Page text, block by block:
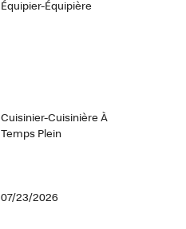
Équipier-Équipière
Cuisinier-Cuisinière À
Temps Plein
07/23/2026